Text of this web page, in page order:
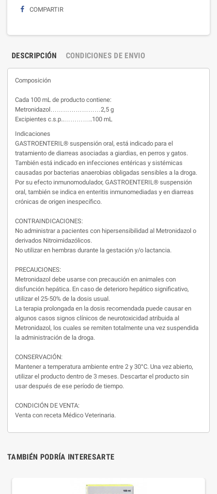
COMPARTIR
DESCRIPCIÓN CONDICIONES DE ENVIO
Composición
Cada 100 mL de producto contiene:
Metronidazol……………………2,5 g
Excipientes c.s.p..…………..100 mL
Indicaciones
GASTROENTERIL® suspensión oral, está indicado para el
tratamiento de diarreas asociadas a giardias, en perros y gatos.
También está indicado en infecciones entéricas y sistémicas
causadas por bacterias anaerobias obligadas sensibles a la droga.
Por su efecto inmunomodulador, GASTROENTERIL® suspensión
oral, también se indica en enteritis inmunomediadas y en diarreas
crónicas de origen inespecífico.
CONTRAINDICACIONES:
No administrar a pacientes con hipersensibilidad al Metronidazol o
derivados Nitroimidazólicos.
No utilizar en hembras durante la gestación y/o lactancia.
PRECAUCIONES:
Metronidazol debe usarse con precaución en animales con
disfunción hepática. En caso de deterioro hepático significativo,
utilizar el 25-50% de la dosis usual.
La terapia prolongada en la dosis recomendada puede causar en
algunos casos signos clínicos de neurotoxicidad atribuida al
Metronidazol, los cuales se remiten totalmente una vez suspendida
la administración de la droga.
CONSERVACIÓN:
Mantener a temperatura ambiente entre 2 y 30°C. Una vez abierto,
utilizar el producto dentro de 3 meses. Descartar el producto sin
usar después de ese período de tiempo.
CONDICIÓN DE VENTA:
Venta con receta Médico Veterinaria.
TAMBIÉN PODRÍA INTERESARTE